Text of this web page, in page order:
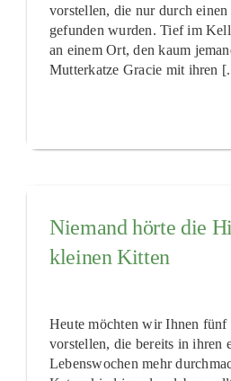
vorstellen, die nur durch
gefunden wurden. Tief im
an einem Ort, den kaum
Mutterkatze Gracie mit ihren
Niemand hörte die
kleinen Kitten
Heute möchten wir Ihnen
vorstellen, die bereits in ihren
Lebenswochen mehr